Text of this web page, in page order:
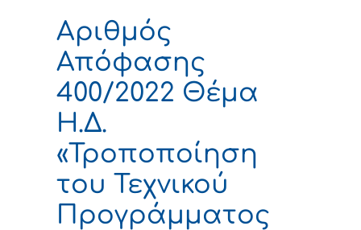
Αριθμός
Απόφασης
400/2022 Θέμα
Η.Δ.
«Τροποποίηση
του Τεχνικού
Προγράμματος